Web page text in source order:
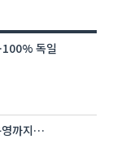
독일
영까지…